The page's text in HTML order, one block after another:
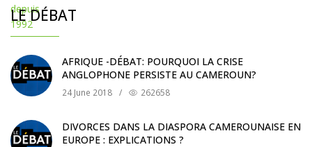
LE DÉBAT
AFRIQUE -DÉBAT: POURQUOI LA CRISE
ANGLOPHONE PERSISTE AU CAMEROUN?
24 June 2018 / 262658
DIVORCES DANS LA DIASPORA CAMEROUNAISE EN
EUROPE : EXPLICATIONS ?